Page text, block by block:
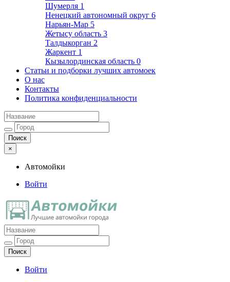
Шумерля 1
Ненецкий автономный округ 6
Нарьян-Мар 5
Жетысу область 3
Талдыкорган 2
Жаркент 1
Кызылординская область 0
Статьи и подборки лучших автомоек
О нас
Контакты
Политика конфиденциальности
×
Автомойки
Войти
Автомойки
Ещё один сайт на WordPress
Войти